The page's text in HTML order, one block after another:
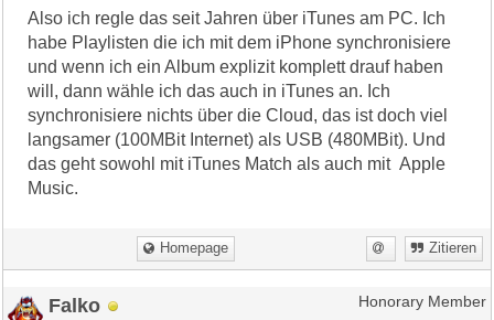
Also ich regle das seit Jahren über iTunes am PC. Ich
habe Playlisten die ich mit dem iPhone synchronisiere
und wenn ich ein Album explizit komplett drauf haben
will, dann wähle ich das auch in iTunes an. Ich
synchronisiere nichts über die Cloud, das ist doch viel
langsamer (100MBit Internet) als USB (480MBit). Und
das geht sowohl mit iTunes Match als auch mit Apple
Music.
Homepage Zitieren
Falko Honorary Member